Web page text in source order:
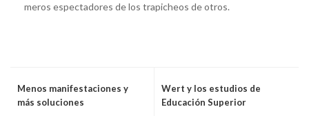
meros espectadores de los trapicheos de otros.
Menos manifestaciones y
más soluciones
Wert y los estudios de
Educación Superior